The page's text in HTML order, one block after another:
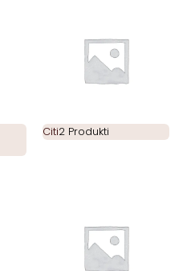
Citi2 Produkti